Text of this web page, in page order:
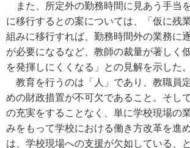
また、所定外の勤務時間に見あう手当
に移行するとの案については、「仮に残
組みに移行すれば、勤務時間外の業務に
が必要になるなど、教師の裁量が著しく
を発揮しにくくなる」との見解を示した。
教育を行うのは「人」であり、教職員
めの財政措置が不可欠であること。そし
の充実をすることなく、単に学校現場の
みをもって学校における働き方改革を進
は、学校現場への支援が欠如している、